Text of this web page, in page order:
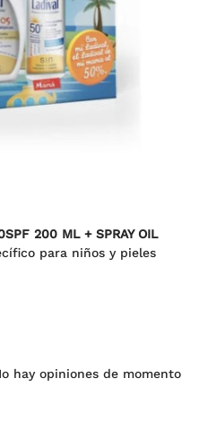
200 ML + SPRAY OIL
para niños y pieles
hay opiniones de momento